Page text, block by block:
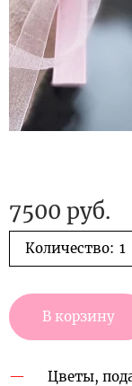
7500 руб.
Количество:
В корзину
Цветы,